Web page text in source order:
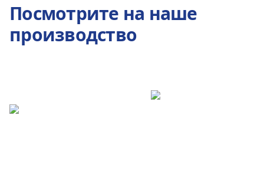
Посмотрите на наше
производство